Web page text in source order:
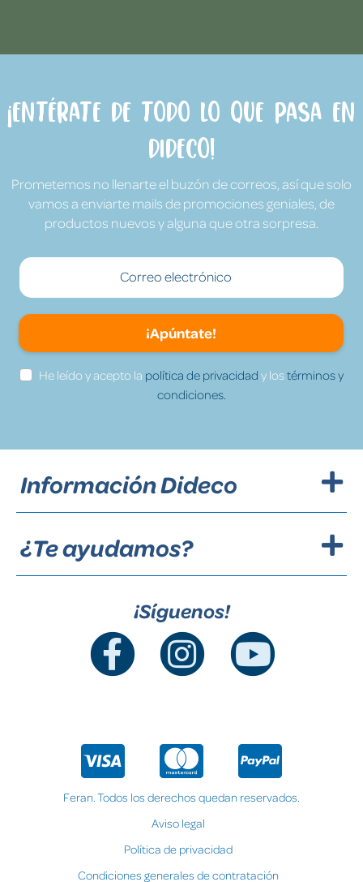
¡Entérate de todo lo que pasa en
Dideco!
Prometemos no llenarte el buzón de correos, así que solo
vamos a enviarte mails de promociones geniales, de
productos nuevos y alguna que otra sorpresa.
¡Apúntate!
He leído y acepto la política de privacidad y lostérminos y
condiciones.
Información Dideco
¿Te ayudamos?
¡Síguenos!
Feran. Todos los derechos quedan reservados.
Aviso legal
Política de privacidad
Condiciones generales de contratación